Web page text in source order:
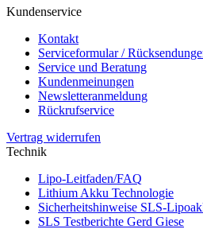
Kundenservice
Kontakt
Serviceformular /
Service und Beratung
Kundenmeinungen
Newsletteranmeldung
Rückrufservice
Vertrag widerrufen
Technik
Lipo-Leitfaden/FAQ
Lithium Akku Technologie
Sicherheitshinweise SLS-
SLS Testberichte Gerd Giese